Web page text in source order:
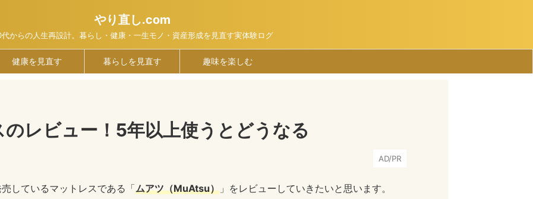
やり直し.com
からの人生再設計。暮らし・健康・一生モノ・資産形成を見直す実体験ログ
健康を見直す 暮らしを見直す 趣味を楽しむ
レビュー！5年以上使うとどうなる
AD/PR
しているマットレスである「ムアツ（MuAtsu） 」をレビューしていきたいと思います。